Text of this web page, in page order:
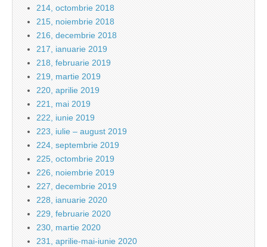
214, octombrie 2018
215, noiembrie 2018
216, decembrie 2018
217, ianuarie 2019
218, februarie 2019
219, martie 2019
220, aprilie 2019
221, mai 2019
222, iunie 2019
223, iulie – august 2019
224, septembrie 2019
225, octombrie 2019
226, noiembrie 2019
227, decembrie 2019
228, ianuarie 2020
229, februarie 2020
230, martie 2020
231, aprilie-mai-iunie 2020